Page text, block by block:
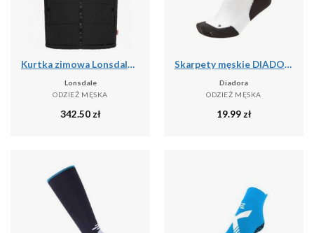
Kurtka zimowa Lonsdale Polmear
Lonsdale
ODZIEŻ MĘSKA
342.50zł
Skarpety męskie DIADORA SOCKS
Diadora
ODZIEŻ MĘSKA
19.99zł